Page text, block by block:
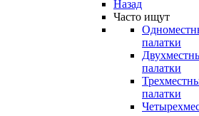
Назад
Часто ищут
палатки
палатки
палатки